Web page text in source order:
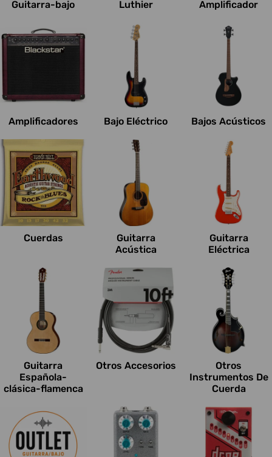
e
s
:
Guitarra-bajo
Luthier
Amplificador
Amplificadores Bajo Eléctrico Bajos Acústicos
Cuerdas
Guitarra
Acústica
Guitarra
Eléctrica
Guitarra
Española-
clásica-flamenca
Otros Accesorios
Otros
Instrumentos De
Cuerda